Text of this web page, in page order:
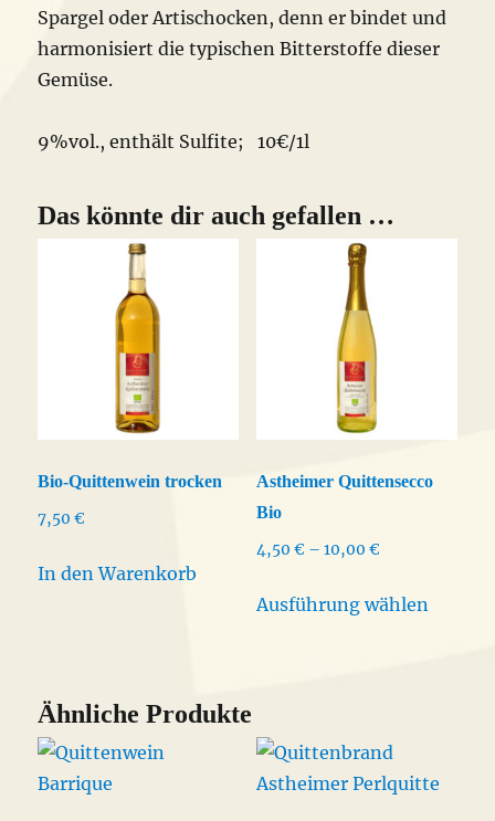
Spargel oder Artischocken, denn er bindet und
harmonisiert die typischen Bitterstoffe dieser
Gemüse.
9%vol., enthält Sulfite; 10€/1l
Das könnte dir auch gefallen …
Bio-Quittenwein trocken
7,50€
In den Warenkorb
Astheimer Quittensecco
Bio
4,50 € – 10,00 €Preisspanne:
bis
Ausführung wählen
Ähnliche Produkte